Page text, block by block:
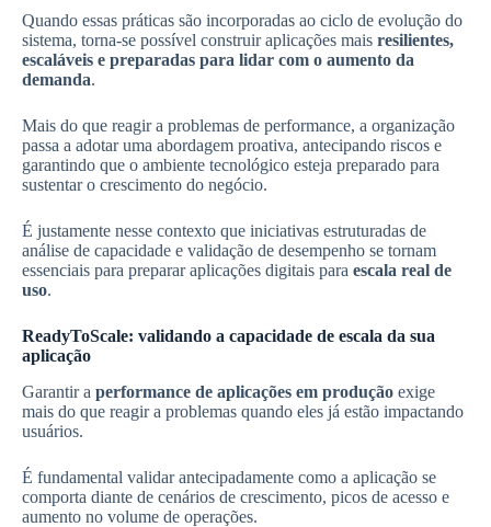
Quando essas práticas são incorporadas ao ciclo de evolução do
sistema, torna-se possível construir aplicações mais resilientes,
escaláveis e preparadas para lidar com o aumento da
demanda.
Mais do que reagir a problemas de performance, a organização
passa a adotar uma abordagem proativa, antecipando riscos e
garantindo que o ambiente tecnológico esteja preparado para
sustentar o crescimento do negócio.
É justamente nesse contexto que iniciativas estruturadas de
análise de capacidade e validação de desempenho se tornam
essenciais para preparar aplicações digitais para escala real de
uso.
ReadyToScale: validando a capacidade de escala da sua
aplicação
Garantir a performance de aplicações em produção exige
mais do que reagir a problemas quando eles já estão impactando
usuários.
É fundamental validar antecipadamente como a aplicação se
comporta diante de cenários de crescimento, picos de acesso e
aumento no volume de operações.